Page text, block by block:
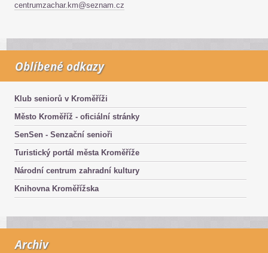
centrumzachar.km@seznam.cz
Oblíbené odkazy
Klub seniorů v Kroměříži
Město Kroměříž - oficiální stránky
SenSen - Senzační senioři
Turistický portál města Kroměříže
Národní centrum zahradní kultury
Knihovna Kroměřížska
Archiv